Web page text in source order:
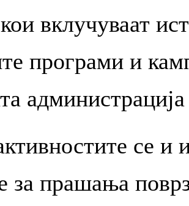
вклучуваат
програми и
се и
за прашања